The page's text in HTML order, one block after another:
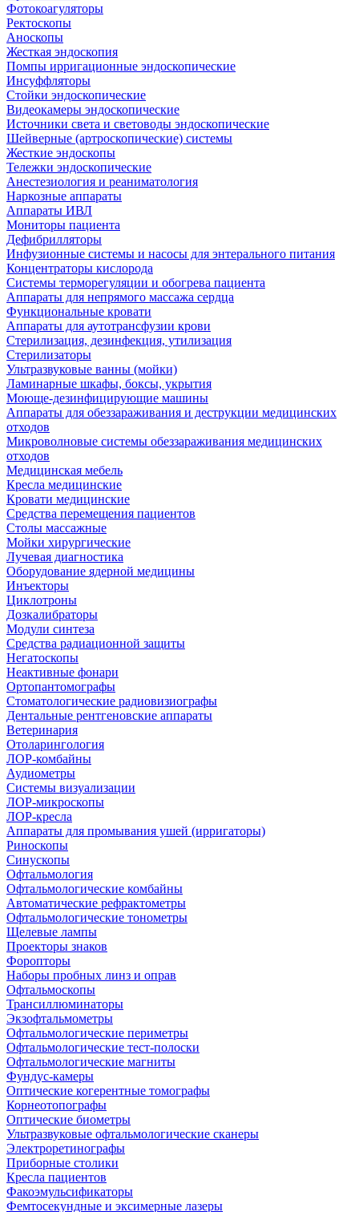
Фотокоагуляторы
Ректоскопы
Аноскопы
Жесткая эндоскопия
Помпы ирригационные эндоскопические
Инсуффляторы
Стойки эндоскопические
Видеокамеры эндоскопические
Источники света и световоды эндоскопические
Шейверные (артроскопические) системы
Жесткие эндоскопы
Тележки эндоскопические
Анестезиология и реаниматология
Наркозные аппараты
Аппараты ИВЛ
Мониторы пациента
Дефибрилляторы
Инфузионные системы и насосы для энтерального питания
Концентраторы кислорода
Системы терморегуляции и обогрева пациента
Аппараты для непрямого массажа сердца
Функциональные кровати
Аппараты для аутотрансфузии крови
Стерилизация, дезинфекция, утилизация
Стерилизаторы
Ультразвуковые ванны (мойки)
Ламинарные шкафы, боксы, укрытия
Моюще-дезинфицирующие машины
Аппараты для обеззараживания и деструкции медицинских
отходов
Микроволновые системы обеззараживания медицинских
отходов
Медицинская мебель
Кресла медицинские
Кровати медицинские
Средства перемещения пациентов
Столы массажные
Мойки хирургические
Лучевая диагностика
Оборудование ядерной медицины
Инъекторы
Циклотроны
Дозкалибраторы
Модули синтеза
Средства радиационной защиты
Негатоскопы
Неактивные фонари
Ортопантомографы
Стоматологические радиовизиографы
Дентальные рентгеновские аппараты
Ветеринария
Отоларингология
ЛОР-комбайны
Аудиометры
Системы визуализации
ЛОР-микроскопы
ЛОР-кресла
Аппараты для промывания ушей (ирригаторы)
Риноскопы
Синускопы
Офтальмология
Офтальмологические комбайны
Автоматические рефрактометры
Офтальмологические тонометры
Щелевые лампы
Проекторы знаков
Форопторы
Наборы пробных линз и оправ
Офтальмоскопы
Трансиллюминаторы
Экзофтальмометры
Офтальмологические периметры
Офтальмологические тест-полоски
Офтальмологические магниты
Фундус-камеры
Оптические когерентные томографы
Корнеотопографы
Оптические биометры
Ультразвуковые офтальмологические сканеры
Электроретинографы
Приборные столики
Кресла пациентов
Факоэмульсификаторы
Фемтосекундные и эксимерные лазеры